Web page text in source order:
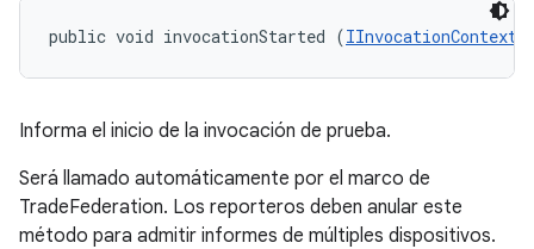
public void invocationStarted (IInvocationContext
Informa el inicio de la invocación de prueba.
Será llamado automáticamente por el marco de
TradeFederation. Los reporteros deben anular este
método para admitir informes de múltiples dispositivos.